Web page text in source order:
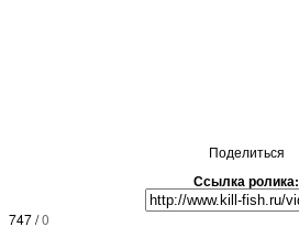
Поделиться
Ссылка ролика:
747/0